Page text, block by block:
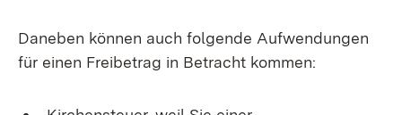
Daneben können auch folgende Aufwendungen
für einen Freibetrag in Betracht kommen: